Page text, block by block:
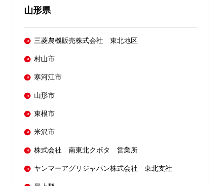
山形県
三菱農機販売株式会社 東北地区
村山市
寒河江市
山形市
東根市
米沢市
株式会社 南東北クボタ 営業所
ヤンマーアグリジャパン株式会社 東北支社